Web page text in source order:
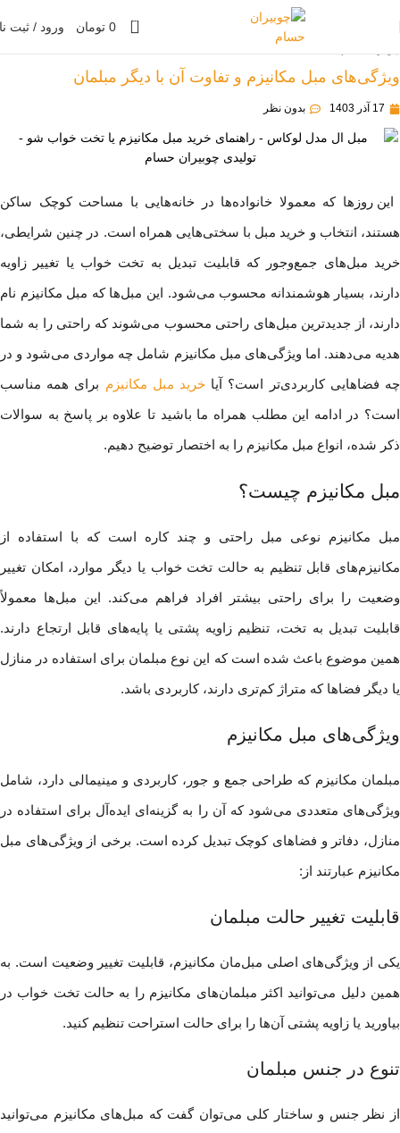
0
0 تومان ورود / ثبت
ویژگی‌های مبل مکانیزم و تفاوت آن با دیگر مبلمان
17 آذر 1403 بدون نظر
این روزها که معمولا خانواده‌ها در خانه‌هایی با مساحت کوچک ساکن
هستند، انتخاب و خرید مبل با سختی‌هایی همراه است. در چنین شرایطی،
خرید مبل‌های جمع‌وجور که قابلیت تبدیل به تخت خواب یا تغییر زاویه
دارند، بسیار هوشمندانه محسوب می‌شود. این مبل‌ها که مبل مکانیزم نام
دارند، از جدید‌ترین مبل‌های راحتی محسوب می‌شوند که راحتی را به شما
هدیه می‌دهند. اما ویژگی‌های مبل مکانیزم شامل چه مواردی می‌شود و در
چه فضاهایی کاربردی‌تر است؟ آیا خرید مبل مکانیزم برای همه مناسب
است؟ در ادامه این مطلب همراه ما باشید تا علاوه بر پاسخ به سوالات
ذکر شده، انواع مبل مکانیزم را به اختصار توضیح دهیم.
مبل مکانیزم چیست؟
مبل مکانیزم نوعی مبل راحتی و چند کاره است که با استفاده از
مکانیزم‌های قابل تنظیم به حالت تخت خواب یا دیگر موارد، امکان تغییر
وضعیت را برای راحتی بیشتر افراد فراهم می‌کند. این مبل‌ها معمولاً
قابلیت تبدیل به تخت، تنظیم زاویه پشتی یا پایه‌های قابل ارتجاع دارند.
همین موضوع باعث شده است که این نوع مبلمان برای استفاده در منازل
یا دیگر فضاها که متراژ کم‌تری دارند، کاربردی باشد.
ویژگی‌های مبل مکانیزم
مبلمان مکانیزم که طراحی جمع‌ و جور، کاربردی و مینیمالی دارد، شامل
ویژگی‌های متعددی می‌شود که آن را به گزینه‌ای ایده‌آل برای استفاده در
منازل، دفاتر و فضاهای کوچک تبدیل کرده است. برخی از ویژگی‌های مبل
مکانیزم عبارتند از:
قابلیت تغییر حالت مبلمان
یکی از ویژگی‌های اصلی مبل‌مان مکانیزم، قابلیت تغییر وضعیت است. به
همین دليل‌ می‌توانید اکثر مبلمان‌های مکانیزم را به حالت تخت خواب در
بیاورید یا زاویه پشتی آن‌ها را برای حالت استراحت تنظیم کنید.
تنوع در جنس مبلمان
از نظر جنس و ساختار کلی می‌توان گفت که مبل‌های مکانیزم می‌توانید